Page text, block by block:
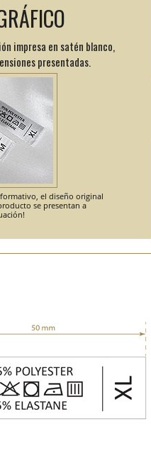
impresa en satén blanco,
presentadas.
el diseño original
se presentan a